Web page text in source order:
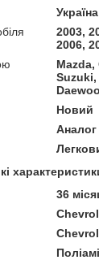
Україна
2003,
2006,
Новий
Аналог
36